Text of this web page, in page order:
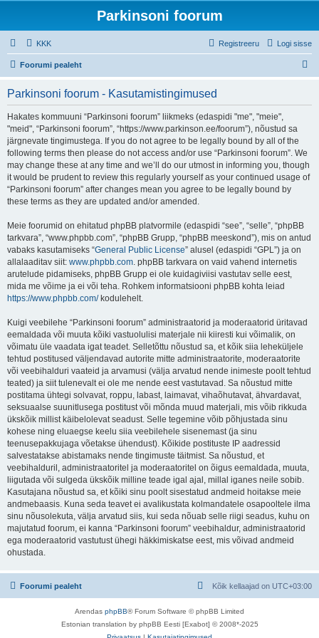
Parkinsoni foorum
KKK Logi sisse
Registreeru
Foorumi pealeht
Parkinsoni foorum - Kasutamistingimused
Hakates kommuuni “Parkinsoni foorum” liikmeks (edaspidi "me", "meie",
"meid", “Parkinsoni foorum”, “https://www.parkinson.ee/foorum”), nõustud sa
järgnevate tingimustega. If you do not agree to be legally bound by all of the
following terms then please do not access and/or use “Parkinsoni foorum”. We
may change these at any time and we’ll do our utmost in informing you, though
it would be prudent to review this regularly yourself as your continued usage of
“Parkinsoni foorum” after changes mean you agree to be legally bound by
these terms as they are updated and/or amended.
Meie foorumid on ehitatud phpBB platvormile (edaspidi “see”, “selle”, “phpBB
tarkvara”, “www.phpbb.com”, “phpBB Grupp, “phpBB meeskond”), mis on antud
vabaks kasutamiseks “General Public License” alusel (edaspidi “GPL”) ja on
allalaaditav siit: www.phpbb.com. phpBB tarkvara on vaid vahend internetis
arutelude pidamiseks, phpBB Grupp ei ole kuidagiviisi vastutav selle eest,
mida me võime ja ei või teha. Rohkem informatsiooni phpBB kohta leiad
https://www.phpbb.com/kodulehelt.
Kuigi veebilehe “Parkinsoni foorum” administraatorid ja moderaatorid üritavad
eemaldada või muuta kõiki vastuolulisi materjale nii kiiresti kui võimalik, on
võimatu üle vaadata igat teadet. Selletõttu nõustud sa, et kõik siia leheküljele
tehtud postitused väljendavad autorite mitte administraatorite, moderaatorite
või veebihalduri vaateid ja arvamusi (välja arvatud nende inimeste poolt tehtud
teated) ja siit tulenevalt ei ole me nende eest vastutavad. Sa nõustud mitte
postitama ühtegi solvavat, roppu, labast, laimavat, vihaõhutavat, ähvardavat,
seksuaalse suunitlusega postitust või mõnda muud materjali, mis võib rikkuda
ükskõik millist käibelolevat seadust. Selle tegemine võib põhjustada sinu
kohese ning eluaegse keelu siia veebilehele sisenemast (ja sinu
teenusepakkujaga võetakse ühendust). Kõikide postituste IP aadressid
salvestatakse abistamaks nende tingimuste täitmist. Sa nõustud, et
veebihalduril, administraatoritel ja moderaatoritel on õigus eemaldada, muuta,
liigutada või sulgeda ükskõik milline teade igal ajal, millal iganes neile sobib.
Kasutajana nõustud sa, et kõiki sinu poolt sisestatud andmeid hoitakse meie
andmebaasis. Kuna seda teavet ei avalikustata kolmandatele osapooltele ilma
sinu nõusolekuta, välja arvatud siis, kui seda nõuab selle riigi seadus, kuhu on
majutatud foorum, ei kanna “Parkinsoni foorum” veebihaldur, administraatorid
ega moderaatorid vastutust ühegi häkkimiskatse eest, mis võivad andmeid
ohustada.
Foorumi pealeht Kõik kellaajad on UTC+03:00
Arendas phpBB® Forum Software © phpBB Limited
Estonian translation by phpBB Eesti [Exabot] © 2008*-2025